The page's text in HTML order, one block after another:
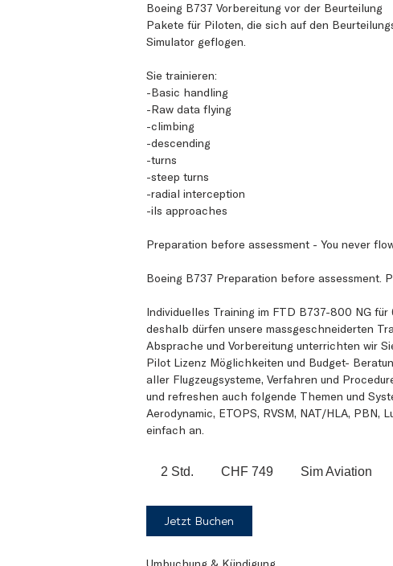
Boeing B737 Vorbereitung vor der Beurteilung
Pakete für Piloten, die sich auf den
Simulator geflogen.
Sie trainieren:
-Basic handling
-Raw data flying
-climbing
-descending
-turns
-steep turns
-radial interception
-ils approaches
Preparation before assessment - You never
Boeing B737 Preparation before assessment.
Individuelles Training im FTD B737-800 NG
deshalb dürfen unsere massgeschneiderten
Absprache und Vorbereitung unterrichten wir
Pilot Lizenz Möglichkeiten und Budget-
aller Flugzeugsysteme, Verfahren und
und refreshen auch folgende Themen und
Aerodynamic, ETOPS, RVSM, NAT/HLA, PBN,
einfach an.
2 Std.
t
d
Franken
CHF 749 Sim Aviation
Jetzt Buchen